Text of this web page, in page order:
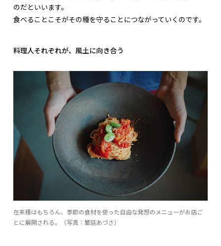
のだといいます。
食べることこそがその種を守ることにつながっていくのです。
料理人それぞれが、風土に向き合う
在来種はもちろん、季節の食材を使った自由な発想のメニューがお店ご
とに展開される。（写真：繁延あづさ）